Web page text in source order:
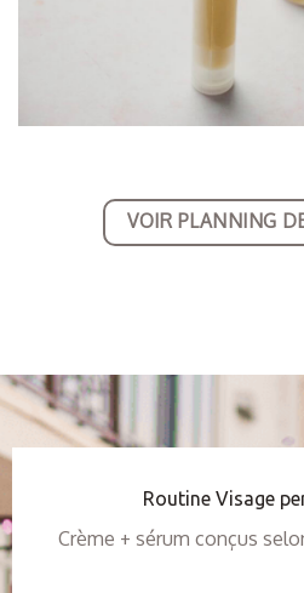
VOIR PLANNING
Routine Visage
Crème + sérum conçus